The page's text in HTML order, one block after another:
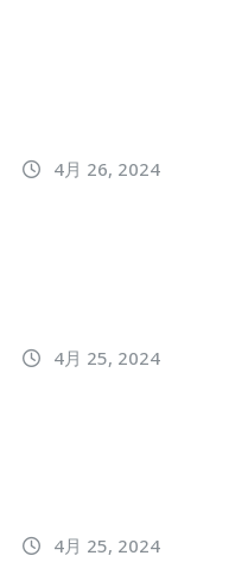
4月 26, 2024
4月 25, 2024
4月 25, 2024